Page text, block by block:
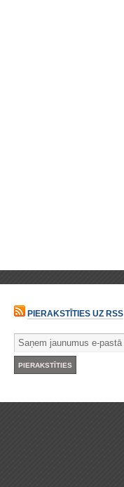
PIERAKSTĪTIES UZ RSS